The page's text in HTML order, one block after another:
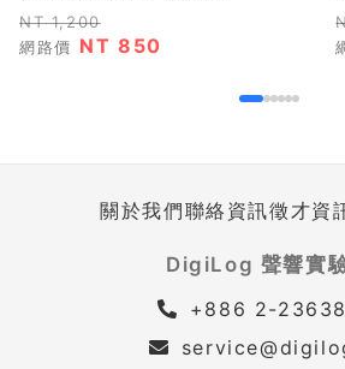
NT 1,200
網路價 NT 850
關於我們聯絡資訊徵才資
DigiLog 聲響實
+886 2-